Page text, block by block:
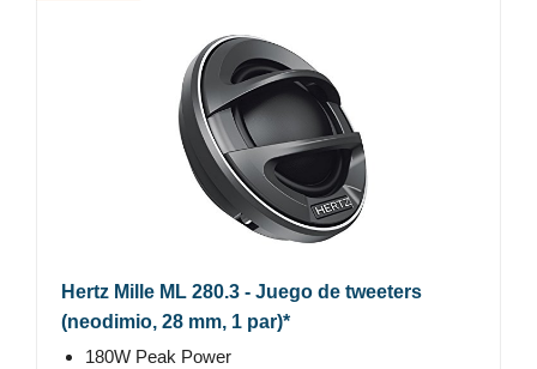
Hertz Mille ML 280.3 - Juego de tweeters
(neodimio, 28 mm, 1 par)*
180W Peak Power